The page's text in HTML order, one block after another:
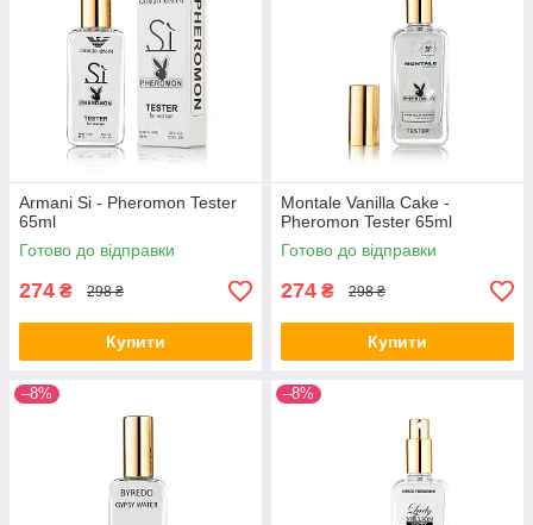
Armani Si - Pheromon Tester
65ml
Готово до відправки
274 ₴ 298 ₴
Купити
Montale Vanilla Cake -
Pheromon Tester 65ml
Готово до відправки
274 ₴ 298 ₴
Купити
–8% –8%